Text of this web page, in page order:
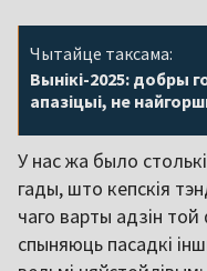
Чытайце таксама:
Вынікі-2025: добры
апазіцыі, не
У нас жа было
гады, што кепскія
чаго варты адзін
спыняюць пасадкі